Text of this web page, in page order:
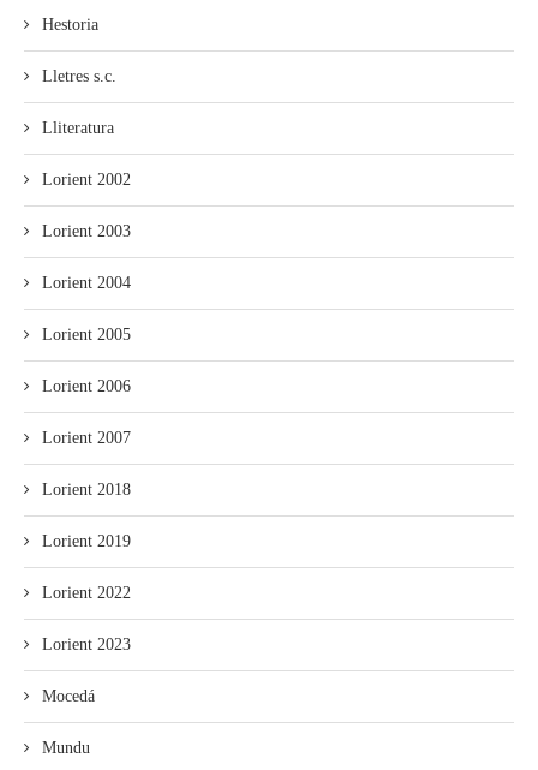
Hestoria
Lletres s.c.
Lliteratura
Lorient 2002
Lorient 2003
Lorient 2004
Lorient 2005
Lorient 2006
Lorient 2007
Lorient 2018
Lorient 2019
Lorient 2022
Lorient 2023
Mocedá
Mundu